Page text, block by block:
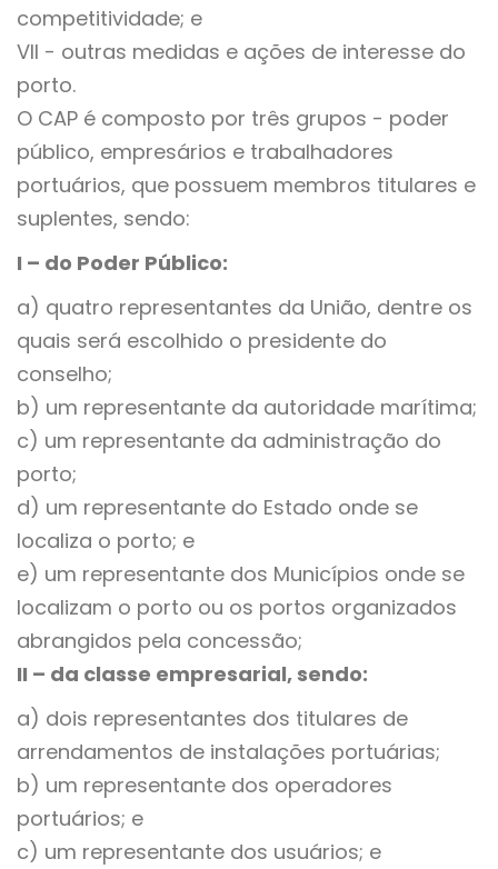
competitividade; e
VII - outras medidas e ações de interesse do
porto.
O CAP é composto por três grupos - poder
público, empresários e trabalhadores
portuários, que possuem membros titulares e
suplentes, sendo:
I – do Poder Público:
a) quatro representantes da União, dentre os
quais será escolhido o presidente do
conselho;
b) um representante da autoridade marítima;
c) um representante da administração do
porto;
d) um representante do Estado onde se
localiza o porto; e
e) um representante dos Municípios onde se
localizam o porto ou os portos organizados
abrangidos pela concessão;
II – da classe empresarial, sendo:
a) dois representantes dos titulares de
arrendamentos de instalações portuárias;
b) um representante dos operadores
portuários; e
c) um representante dos usuários; e